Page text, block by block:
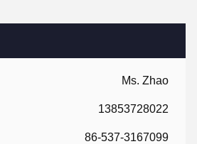
Ms. Zhao
13853728022
86-537-3167099